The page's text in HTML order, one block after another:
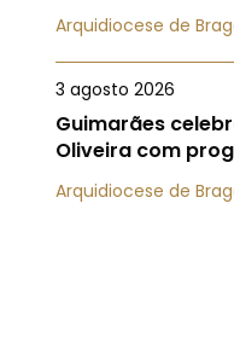
Arquidiocese de
3 agosto 2026
Guimarães
Oliveira com
Arquidiocese de